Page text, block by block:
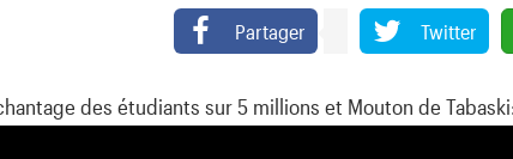
Partager Twitter
des étudiants sur 5 millions et Mouton de